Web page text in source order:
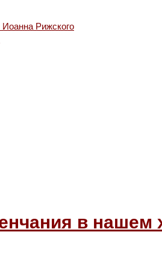
Рижского
в нашем